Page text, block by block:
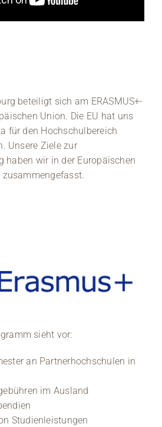
beteiligt sich am ERASMUS+-
Union. Die EU hat uns
für den Hochschulbereich
Unsere Ziele zur
haben wir in der Europäischen
sieht vor:
an Partnerhochschulen in
im Ausland
Studienleistungen